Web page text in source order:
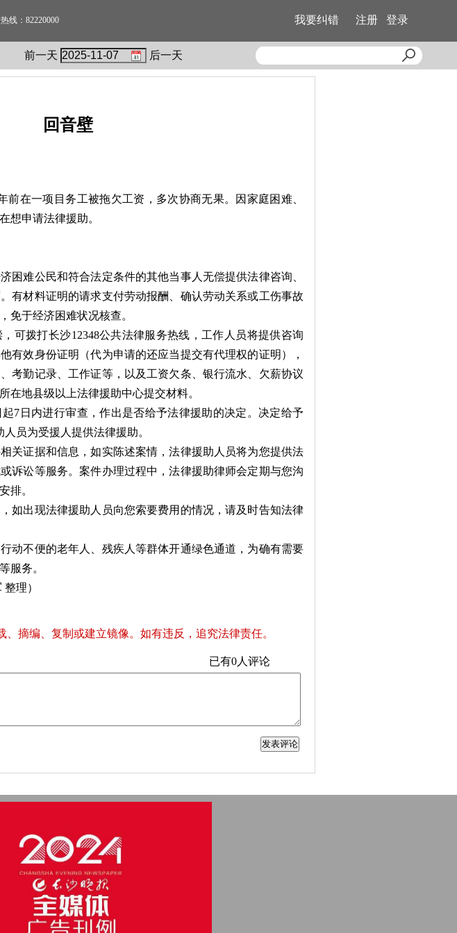
线：82220000 我要纠错 注册 登录
前一天 后一天
回音壁
在一项目务工被拖欠工资，多次协商无果。因家庭困难、
想申请法律援助。
难公民和符合法定条件的其他当事人无偿提供法律咨询、
有材料证明的请求支付劳动报酬、确认劳动关系或工伤事故
免于经济困难状况核查。
拨打长沙12348公共法律服务热线，工作人员将提供咨询
有效身份证明（代为申请的还应当提交有代理权的证明），
考勤记录、工作证等，以及工资欠条、银行流水、欠薪协议
在地县级以上法律援助中心提交材料。
日内进行审查，作出是否给予法律援助的决定。决定给予
员为受援人提供法律援助。
证据和信息，如实陈述案情，法律援助人员将为您提供法
诉讼等服务。案件办理过程中，法律援助律师会定期与您沟
排。
出现法律援助人员向您索要费用的情况，请及时告知法律
不便的老年人、残疾人等群体开通绿色通道，为确有需要
服务。
理）
、摘编、复制或建立镜像。如有违反，追究法律责任。
已有0人评论